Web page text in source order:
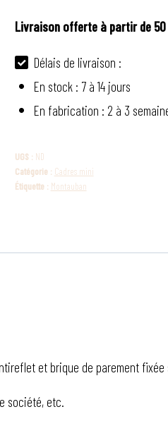
mini
Montauban
Livraison offerte à partir de
Délais de livraison :
En stock : 7 à 14 jours
En fabrication : 2 à 3
UGS : ND
Catégorie : Cadres mini
Étiquette : Montauban
et brique de parement
société, etc.